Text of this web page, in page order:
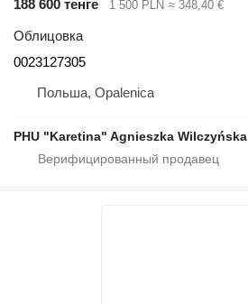
188 600 тенге 1 500 PLN ≈ 348,40 €
Облицовка
0023127305
Польша, Opalenica
PHU "Karetina" Agnieszka Wilczyńska